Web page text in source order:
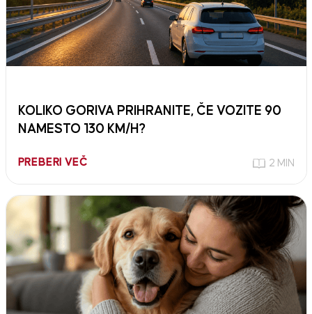
KOLIKO GORIVA PRIHRANITE, ČE VOZITE 90
NAMESTO 130 KM/H?
PREBERI VEČ 2 MIN